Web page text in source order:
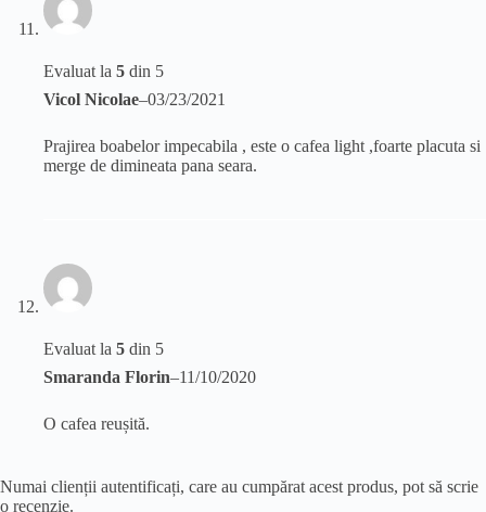
Evaluat la 5 din 5
Vicol Nicolae–03/23/2021
Prajirea boabelor impecabila , este o cafea light ,foarte placuta si
merge de dimineata pana seara.
Evaluat la 5 din 5
Smaranda Florin–11/10/2020
O cafea reușită.
Numai clienții autentificați, care au cumpărat acest produs, pot să scrie
o recenzie.